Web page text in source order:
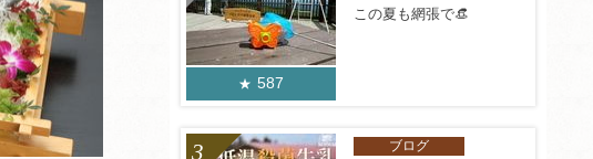
587
この夏も網張で👒
ブログ